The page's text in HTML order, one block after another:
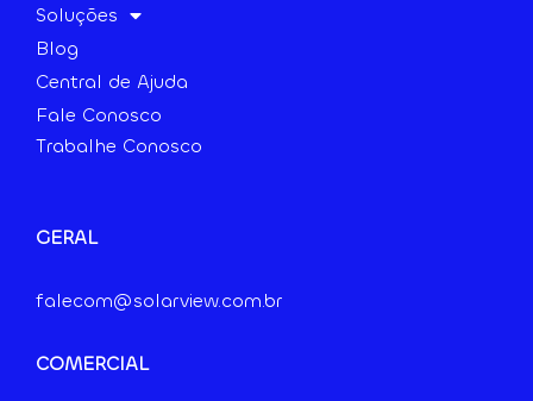
Soluções
Blog
Central de Ajuda
Fale Conosco
Trabalhe Conosco
GERAL
falecom@solarview.com.br
COMERCIAL